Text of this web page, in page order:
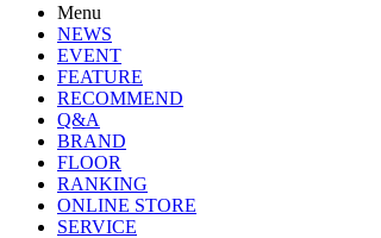
Menu
NEWS
EVENT
FEATURE
RECOMMEND
Q&A
BRAND
FLOOR
RANKING
ONLINE STORE
SERVICE